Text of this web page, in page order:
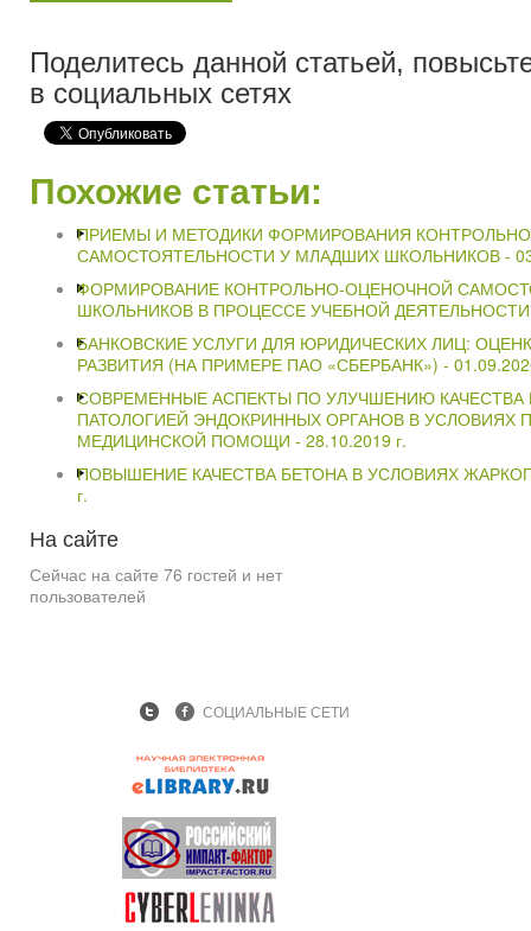
Поделитесь данной статьей,
в социальных сетях
Похожие статьи:
ПРИЕМЫ И МЕТОДИКИ ФОРМИРОВАНИЯ
САМОСТОЯТЕЛЬНОСТИ У МЛАДШИХ ШКОЛЬНИКОВ -
ФОРМИРОВАНИЕ КОНТРОЛЬНО-ОЦЕНОЧНОЙ
ШКОЛЬНИКОВ В ПРОЦЕССЕ УЧЕБНОЙ
БАНКОВСКИЕ УСЛУГИ ДЛЯ ЮРИДИЧЕСКИХ ЛИЦ:
РАЗВИТИЯ (НА ПРИМЕРЕ ПАО «СБЕРБАНК») -
СОВРЕМЕННЫЕ АСПЕКТЫ ПО УЛУЧШЕНИЮ КАЧЕСТВА
ПАТОЛОГИЕЙ ЭНДОКРИННЫХ ОРГАНОВ В УСЛОВИЯХ
МЕДИЦИНСКОЙ ПОМОЩИ - 28.10.2019 г.
ПОВЫШЕНИЕ КАЧЕСТВА БЕТОНА В УСЛОВИЯХ
г.
На сайте
Сейчас на сайте 76 гостей и нет
пользователей
СОЦИАЛЬНЫЕ СЕТИ